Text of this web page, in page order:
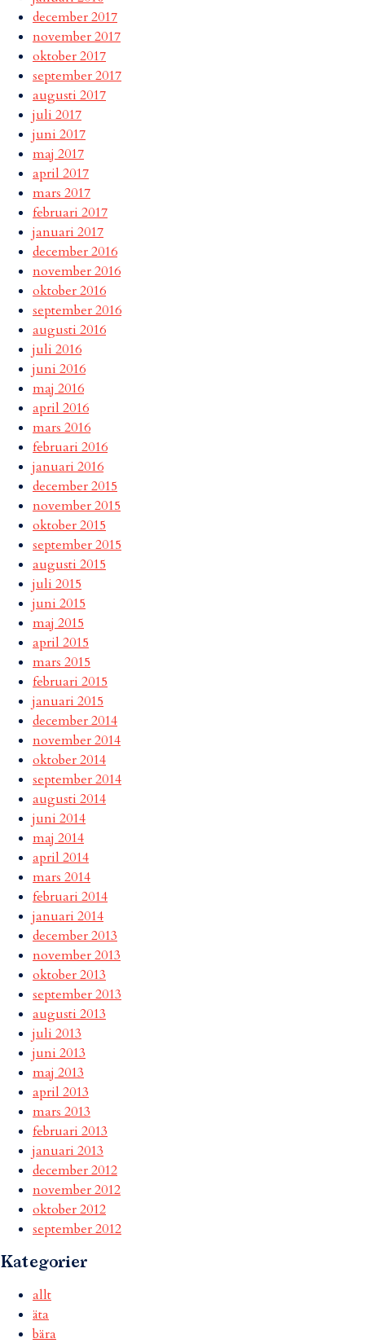
december 2017
november 2017
oktober 2017
september 2017
augusti 2017
juli 2017
juni 2017
maj 2017
april 2017
mars 2017
februari 2017
januari 2017
december 2016
november 2016
oktober 2016
september 2016
augusti 2016
juli 2016
juni 2016
maj 2016
april 2016
mars 2016
februari 2016
januari 2016
december 2015
november 2015
oktober 2015
september 2015
augusti 2015
juli 2015
juni 2015
maj 2015
april 2015
mars 2015
februari 2015
januari 2015
december 2014
november 2014
oktober 2014
september 2014
augusti 2014
juni 2014
maj 2014
april 2014
mars 2014
februari 2014
januari 2014
december 2013
november 2013
oktober 2013
september 2013
augusti 2013
juli 2013
juni 2013
maj 2013
april 2013
mars 2013
februari 2013
januari 2013
december 2012
november 2012
oktober 2012
september 2012
Kategorier
allt
äta
bära